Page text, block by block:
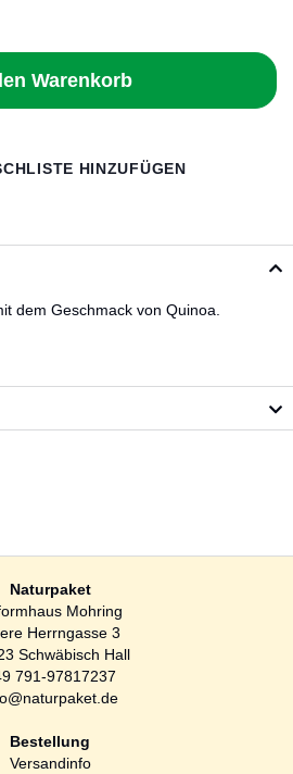
Warenkorb
HINZUFÜGEN
dem Geschmack von Quinoa.
Naturpaket
Mohring
Herrngasse 3
Schwäbisch Hall
791-97817237
Bestellung
Versandinfo